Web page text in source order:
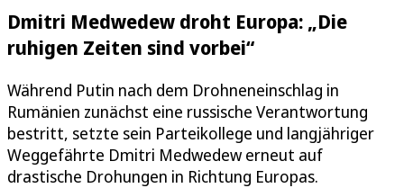
Dmitri Medwedew droht Europa: „Die
ruhigen Zeiten sind vorbei“
Während Putin nach dem Drohneneinschlag in
Rumänien zunächst eine russische Verantwortung
bestritt, setzte sein Parteikollege und langjähriger
Weggefährte Dmitri Medwedew erneut auf
drastische Drohungen in Richtung Europas.